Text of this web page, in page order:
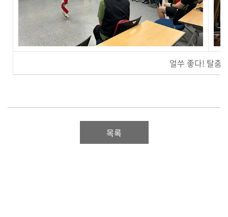
얼쑤 좋다! 탈춤
목록